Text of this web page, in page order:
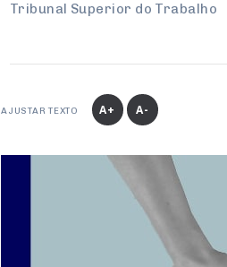
Tribunal Superior do Trabalho
AJUSTAR TEXTO A+ A-